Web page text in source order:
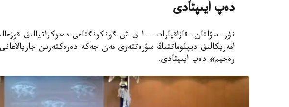
دەپ ايىپتادى
نۇر-سۇلتان. قازاقپارات - ا ق ش گونكونگتاعى دەموكراتيالىق
امەريكالىق ديپلوماتتىڭ سۋرەتتەرى مەن جەكە دەرەكتەرىن
رەجيم» دەپ ايىپتادى.